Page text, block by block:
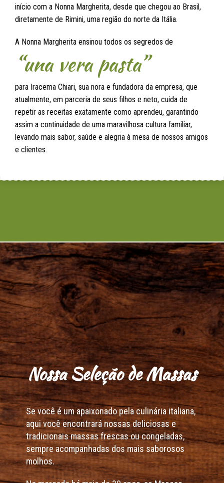
início com a Nonna Margherita, desde que chegou ao Brasil,
diretamente de Rimini, uma região do norte da Itália.
A Nonna Margherita ensinou todos os segredos de
“una vera pasta”
para Iracema Chiari, sua nora e fundadora da empresa, que
atualmente, em parceria de seus filhos e neto, cuida de
repetir as receitas exatamente como aprendeu, garantindo
assim a continuidade de uma maravilhosa cultura familiar,
levando mais sabor, saúde e alegria à mesa de nossos amigos
e clientes.
Nossa Seleção de Massas
Se você é um apaixonado pela culinária italiana,
aqui você encontrará nossas deliciosas e
tradicionais massas frescas ou congeladas,
sempre acompanhadas dos mais saborosos
molhos.